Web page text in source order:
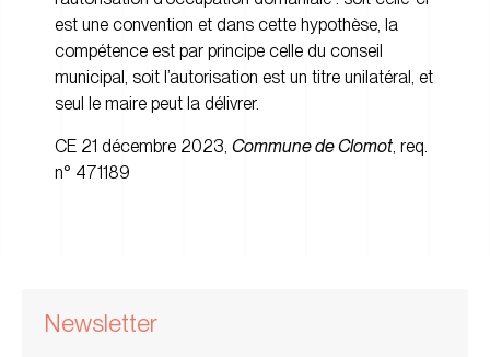
est une convention et dans cette hypothèse, la
compétence est par principe celle du conseil
municipal, soit l’autorisation est un titre unilatéral, et
seul le maire peut la délivrer.
CE 21 décembre 2023, Commune de Clomot , req.
n° 471189
Newsletter